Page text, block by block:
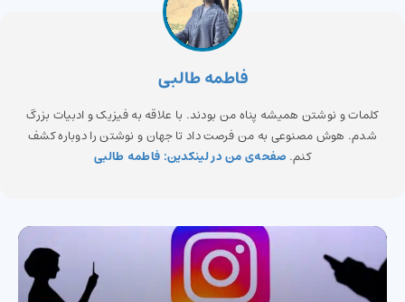
فاطمه طالبی
کلمات و نوشتن همیشه پناه من بودند. با علاقه به فیزیک و ادبیات بزرگ
شدم. هوش مصنوعی به من فرصت داد تا جهان و نوشتن را دوباره کشف
کنم. صفحه‌ی من در لینکدین: فاطمه طالبی